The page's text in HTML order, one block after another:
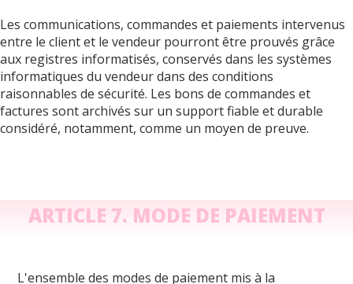
Les communications, commandes et paiements intervenus
entre le client et le vendeur pourront être prouvés grâce
aux registres informatisés, conservés dans les systèmes
informatiques du vendeur dans des conditions
raisonnables de sécurité. Les bons de commandes et
factures sont archivés sur un support fiable et durable
considéré, notamment, comme un moyen de preuve.
ARTICLE 7. MODE DE PAIEMENT
L'ensemble des modes de paiement mis à la